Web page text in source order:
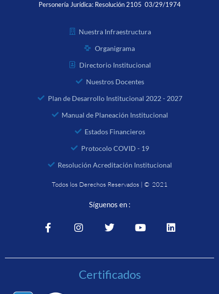
Personería Jurídica: Resolución 2105 03/29/1974
Nuestra Infraestructura
Organigrama
Directorio Institucional
Nuestros Docentes
Plan de Desarrollo Institucional 2022 - 2027
Manual de Planeación Institucional
Estados Financieros
Protocolo COVID - 19
Resolución Acreditación Institucional
Todos los Derechos Reservados | © 2021
Síguenos en :
Certificados